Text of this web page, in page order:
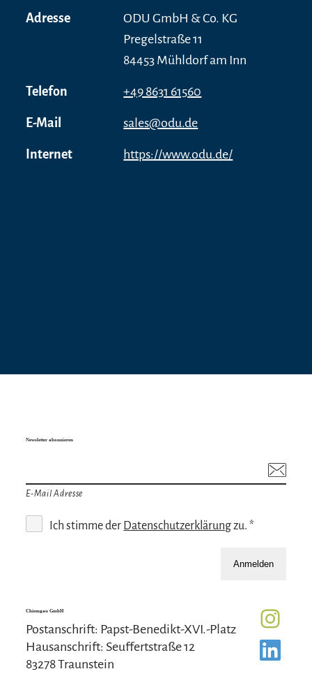
Adresse
ODU GmbH & Co. KG
Pregelstraße 11
84453 Mühldorf am Inn
Telefon +49 8631 61560
E-Mail sales@odu.de
Internet https://www.odu.de/
Newsletter abonnieren
E-Mail Adresse
Ich stimme der Datenschutzerklärungzu. *
Anmelden
Chiemgau GmbH
Postanschrift: Papst-Benedikt-XVI.-Platz
Hausanschrift: Seuffertstraße 12
83278 Traunstein